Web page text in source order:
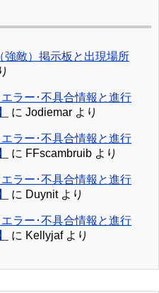
強敵）掲示板と出現場所
ラー･不具合情報と進行
に Jodiemar より
ラー･不具合情報と進行
に FFscambruib より
ラー･不具合情報と進行
に Duynitより
ラー･不具合情報と進行
に Kellyjafより